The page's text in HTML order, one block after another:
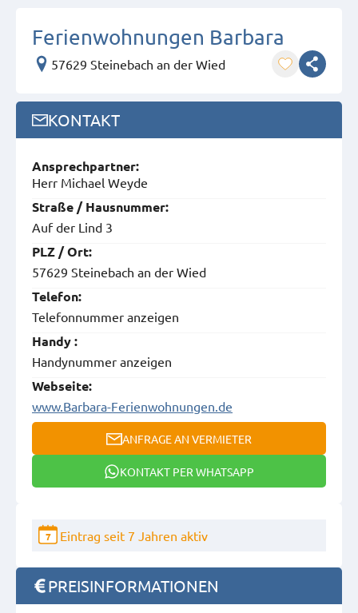
Ferienwohnungen Barbara
57629 Steinebach an der Wied
KONTAKT
Ansprech­partner:
Herr Michael Weyde
Straße / Hausnummer:
Auf der Lind 3
PLZ / Ort:
57629 Steinebach an der Wied
Telefon:
Telefonnummer anzeigen
Handy :
Handynummer anzeigen
Webseite:
www.Barbara-Ferienwohnungen.de
ANFRAGE AN VERMIETER
KONTAKT PER WHATSAPP
7 Eintrag seit 7 Jahren aktiv
PREISINFORMATIONEN